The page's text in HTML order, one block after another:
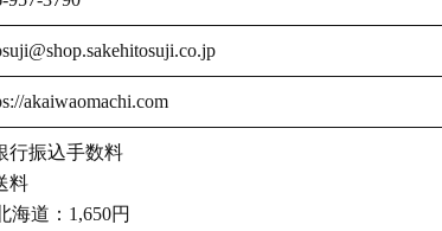
akaiwaomachi.com
行振込手数料
料
道：1,650円